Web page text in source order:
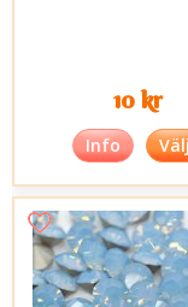
10 kr
Info